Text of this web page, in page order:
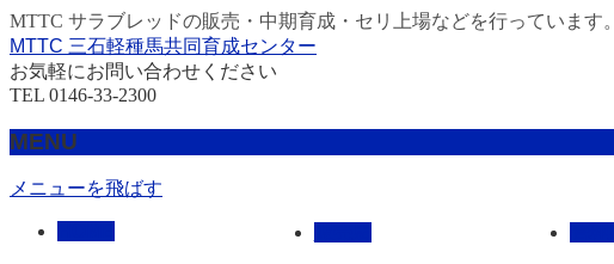
MTTC サラブレッドの販売・中期育成・セリ上場などを行っています。
MTTC 三石軽種馬共同育成センター
お気軽にお問い合わせください
TEL 0146-33-2300
MENU
メニューを飛ばす